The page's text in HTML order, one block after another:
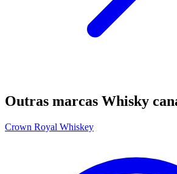
Outras marcas Whisky
Crown Royal Whiskey